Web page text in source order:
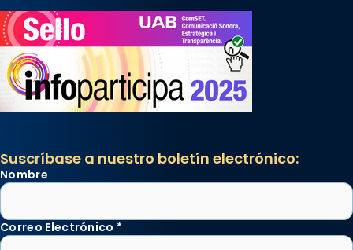
Suscríbase a nuestro boletín electrónico:
Nombre
Correo Electrónico *